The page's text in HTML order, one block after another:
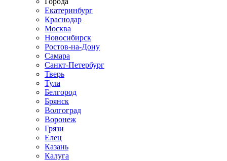
Екатеринбург
Краснодар
Москва
Новосибирск
Ростов-на-Дону
Самара
Санкт-Петербург
Тверь
Тула
Белгород
Брянск
Волгоград
Воронеж
Грязи
Елец
Казань
Калуга